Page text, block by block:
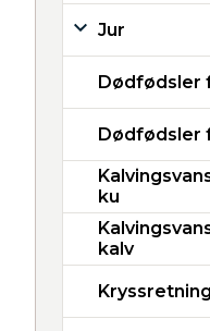
Jur
Dødfødsler
Dødfødsler
ku
kalv
Kryssretning